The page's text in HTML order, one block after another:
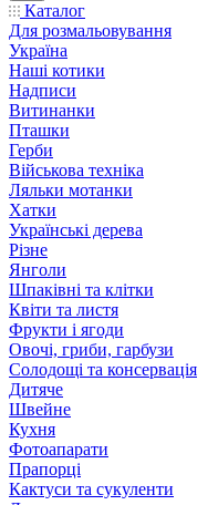
Каталог
Для розмальовування
Україна
Наші котики
Надписи
Витинанки
Пташки
Герби
Військова техніка
Ляльки мотанки
Хатки
Українські дерева
Різне
Янголи
Шпаківні та клітки
Квіти та листя
Фрукти і ягоди
Овочі, гриби, гарбузи
Солодощі та консервація
Дитяче
Швейне
Кухня
Фотоапарати
Прапорці
Кактуси та сукуленти